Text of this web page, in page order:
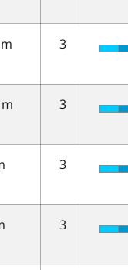
3
3
3
3